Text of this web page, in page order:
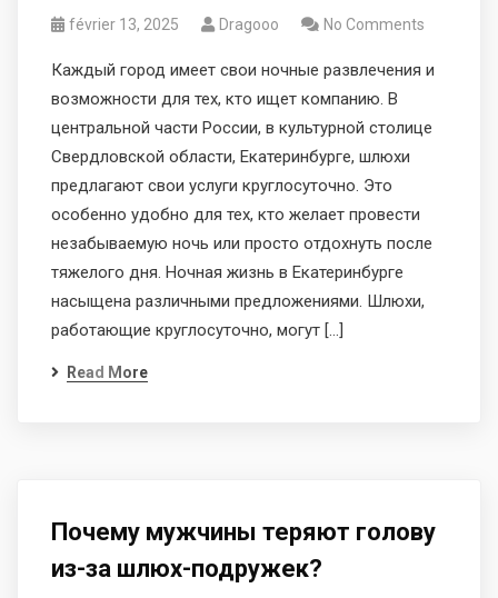
février 13, 2025 Dragooo No Comments
Каждый город имеет свои ночные развлечения и
возможности для тех, кто ищет компанию. В
центральной части России, в культурной столице
Свердловской области, Екатеринбурге, шлюхи
предлагают свои услуги круглосуточно. Это
особенно удобно для тех, кто желает провести
незабываемую ночь или просто отдохнуть после
тяжелого дня. Ночная жизнь в Екатеринбурге
насыщена различными предложениями. Шлюхи,
работающие круглосуточно, могут […]
Read More
Почему мужчины теряют голову
из-за шлюх-подружек?